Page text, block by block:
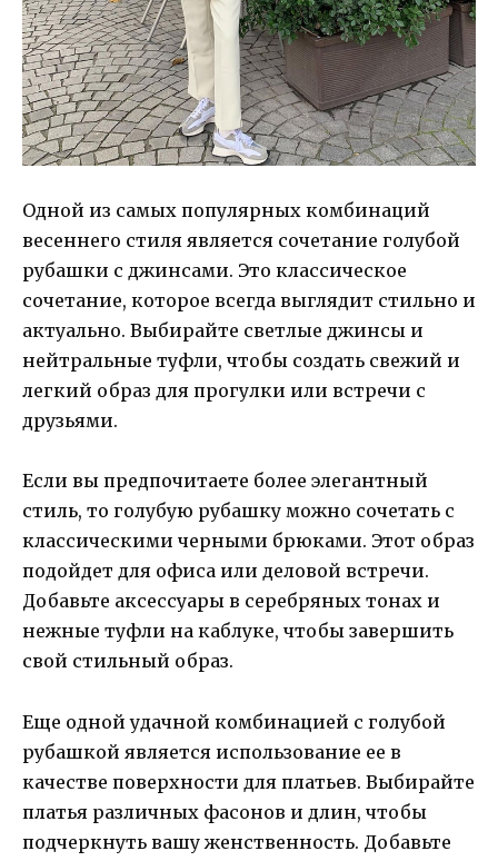
Одной из самых популярных комбинаций
весеннего стиля является сочетание голубой
рубашки с джинсами. Это классическое
сочетание, которое всегда выглядит стильно и
актуально. Выбирайте светлые джинсы и
нейтральные туфли, чтобы создать свежий и
легкий образ для прогулки или встречи с
друзьями.
Если вы предпочитаете более элегантный
стиль, то голубую рубашку можно сочетать с
классическими черными брюками. Этот образ
подойдет для офиса или деловой встречи.
Добавьте аксессуары в серебряных тонах и
нежные туфли на каблуке, чтобы завершить
свой стильный образ.
Еще одной удачной комбинацией с голубой
рубашкой является использование ее в
качестве поверхности для платьев. Выбирайте
платья различных фасонов и длин, чтобы
подчеркнуть вашу женственность. Добавьте